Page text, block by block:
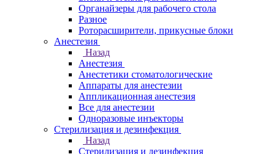
Органайзеры для рабочего стола
Разное
Роторасширители, прикусные блоки
Анестезия
Назад
Анестезия
Анестетики стоматологические
Аппараты для анестезии
Аппликационная анестезия
Все для анестезии
Одноразовые инъекторы
Стерилизация и дезинфекция
Назад
Стерилизация и дезинфекция